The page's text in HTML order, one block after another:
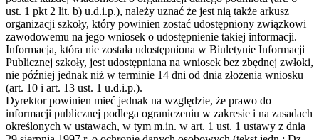
ust. 1 pkt 2 lit. b) u.d.i.p.), należy uznać że jest nią także arkusz
organizacji szkoły, który powinien zostać udostępniony związkowi
zawodowemu na jego wniosek o udostępnienie takiej informacji.
Informacja, która nie została udostępniona w Biuletynie Informacji
Publicznej szkoły, jest udostępniana na wniosek bez zbędnej zwłoki,
nie później jednak niż w terminie 14 dni od dnia złożenia wniosku
(art. 10 i art. 13 ust. 1 u.d.i.p.).
Dyrektor powinien mieć jednak na względzie, że prawo do
informacji publicznej podlega ograniczeniu w zakresie i na zasadach
określonych w ustawach, w tym m.in. w art. 1 ust. 1 ustawy z dnia